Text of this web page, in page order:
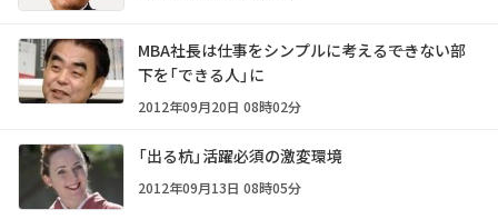
MBA社長は仕事をシンプルに考える――できない部
下を「できる人」に
2012年09月20日 08時02分
「出る杭」活躍必須の激変環境
2012年09月13日 08時05分